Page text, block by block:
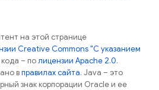
на этой странице
Creative Commons "С указанием
– полицензии Apache 2.0.
вправилах сайта. Java – это
знак корпорации Oracle и ее